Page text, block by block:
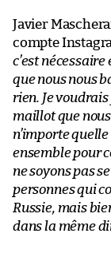
Javier
compte
c’est nécessaire
que nous nous
rien. Je
maillot que
n’importe
ensemble pour
ne soyons pas
personnes qui
Russie, mais
dans la même